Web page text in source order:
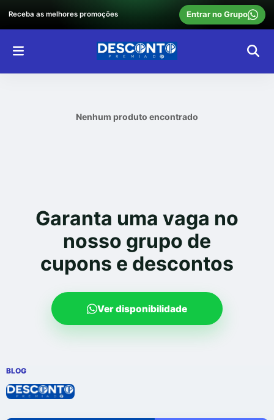
Receba as melhores promoções Entrar no Grupo
Nenhum produto encontrado
Garanta uma vaga no
nosso grupo de
cupons e descontos
Ver disponibilidade
BLOG